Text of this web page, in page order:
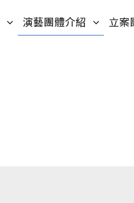
站
(按鍵盤[下]，向下展開次選
演藝團體介紹 (按鍵盤[
立案